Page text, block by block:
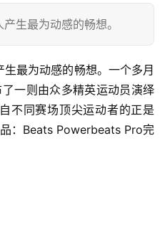
生最为动感的畅想。
最为动感的畅想。一个多月
一则由众多精英运动员演绎
不同赛场顶尖运动者的正是
：Beats Powerbeats Pro完